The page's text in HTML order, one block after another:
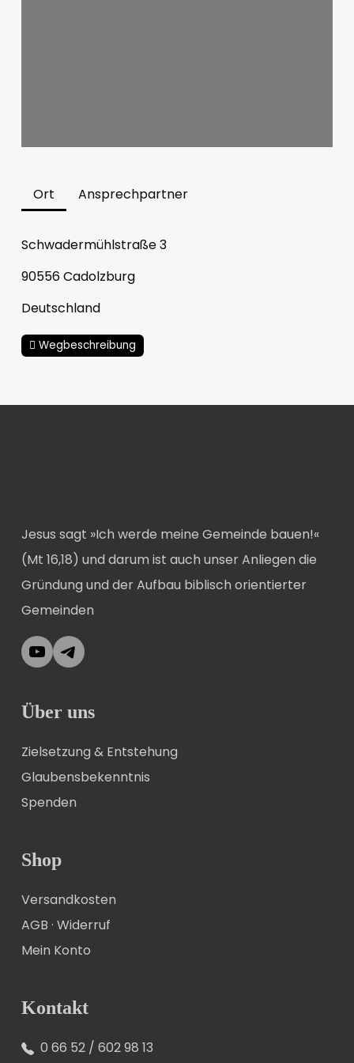
Ort Ansprechpartner
Schwadermühlstraße 3
90556Cadolzburg
Deutschland
Wegbeschreibung
Jesus sagt »Ich werde meine Gemeinde bauen!«
(Mt 16,18) und darum ist auch unser Anliegen die
Gründung und der Aufbau biblisch orientierter
Gemeinden
YouTubeTelegram
Über uns
Zielsetzung & Entstehung
Glaubensbekenntnis
Spenden
Shop
Versandkosten
AGB · Widerruf
Mein Konto
Kontakt
0 66 52 / 602 98 13